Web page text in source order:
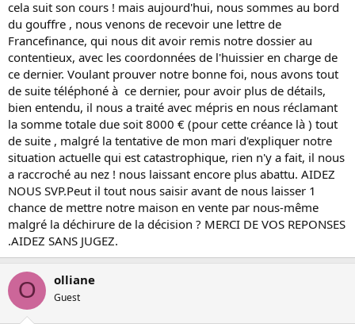
cela suit son cours ! mais aujourd'hui, nous sommes au bord
du gouffre , nous venons de recevoir une lettre de
Francefinance, qui nous dit avoir remis notre dossier au
contentieux, avec les coordonnées de l'huissier en charge de
ce dernier. Voulant prouver notre bonne foi, nous avons tout
de suite téléphoné à ce dernier, pour avoir plus de détails,
bien entendu, il nous a traité avec mépris en nous réclamant
la somme totale due soit 8000 € (pour cette créance là ) tout
de suite , malgré la tentative de mon mari d'expliquer notre
situation actuelle qui est catastrophique, rien n'y a fait, il nous
a raccroché au nez ! nous laissant encore plus abattu. AIDEZ
NOUS SVP.Peut il tout nous saisir avant de nous laisser 1
chance de mettre notre maison en vente par nous-même
malgré la déchirure de la décision ? MERCI DE VOS REPONSES
.AIDEZ SANS JUGEZ.
O olliane
Guest